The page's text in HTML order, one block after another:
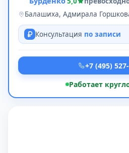
Балашиха, Адмирала
Консультация по записи
+7 (495)
Работает